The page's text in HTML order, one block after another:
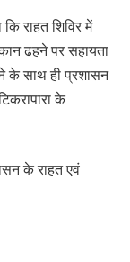
राहत शिविर में
ढहने पर सहायता
के साथ ही प्रशासन
के
के राहत एवं